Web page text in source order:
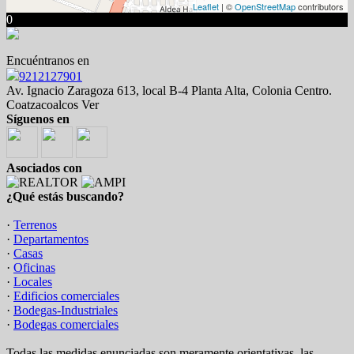
Leaflet | ©OpenStreetMapcontributors
0
Encuéntranos en
9212127901
Av. Ignacio Zaragoza 613, local B-4 Planta Alta, Colonia Centro.
Coatzacoalcos Ver
Síguenos en
Asociados con
¿Qué estás buscando?
· Terrenos
· Departamentos
· Casas
· Oficinas
· Locales
· Edificios comerciales
· Bodegas-Industriales
· Bodegas comerciales